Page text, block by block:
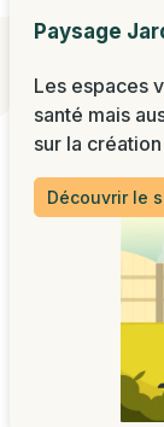
Paysage
Les espaces
santé mais
sur la
Découvrir le